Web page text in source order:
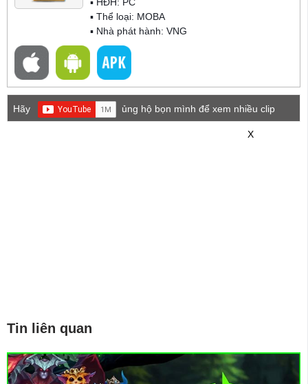
▪ Thể loại: MOBA
▪ Nhà phát hành: VNG
Hãy
ủng hộ bọn mình để xem nhiều clip
X
Tin liên quan